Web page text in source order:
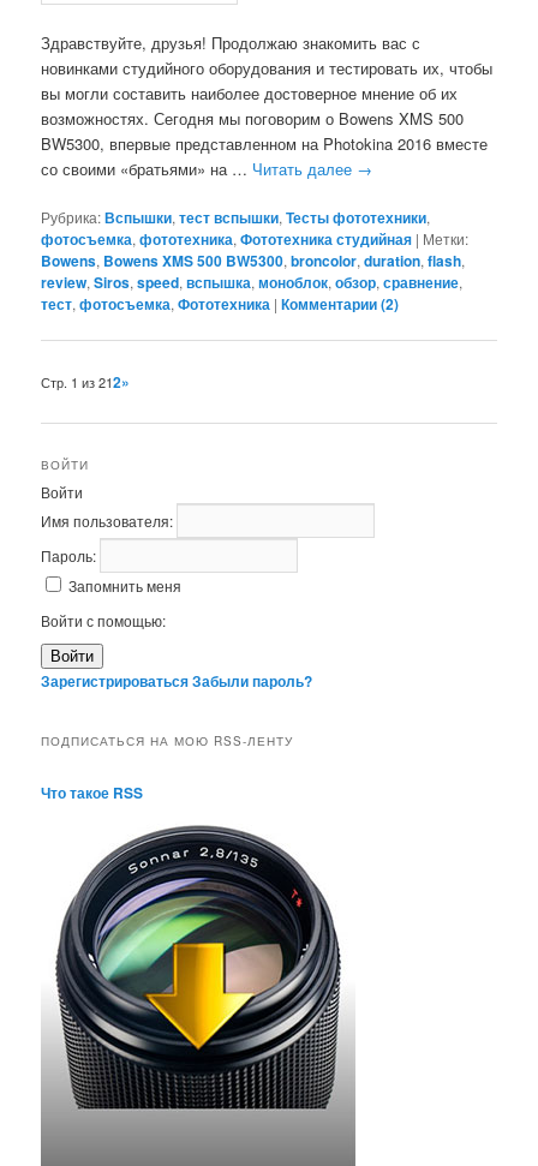
Здравствуйте, друзья! Продолжаю знакомить вас с
новинками студийного оборудования и тестировать их, чтобы
вы могли составить наиболее достоверное мнение об их
возможностях. Сегодня мы поговорим о Bowens XMS 500
BW5300, впервые представленном на Photokina 2016 вместе
со своими «братьями» на … Читать далее →
Рубрика:Вспышки,тест вспышки,Тесты фототехники,
фотосъемка,фототехника,Фототехника студийная | Метки:
Bowens, Bowens XMS 500 BW5300,broncolor,duration,flash,
review,Siros,speed,вспышка,моноблок,обзор,сравнение,
тест,фотосъемка,Фототехника |Комментарии (2)
Навигация
записям
Стр. 1 из 212»
ВОЙТИ
Войти
Имя пользователя:
Пароль:
Запомнить меня
Войти с помощью:
Войти
ЗарегистрироватьсяЗабыли пароль?
ПОДПИСАТЬСЯ НА МОЮ RSS-ЛЕНТУ
Что такое RSS